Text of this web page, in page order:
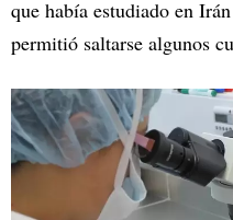
que había estudiado en
permitió saltarse algunos